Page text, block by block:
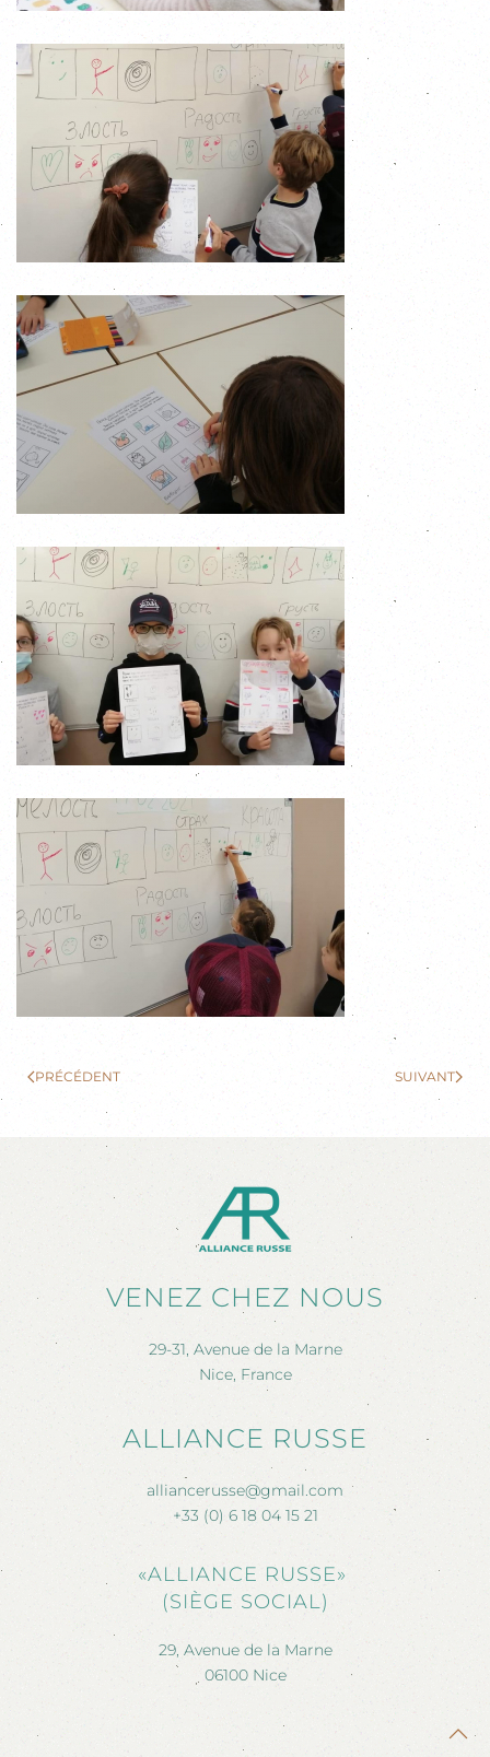
PRÉCÉDENT SUIVANT
VENEZ CHEZ NOUS
29-31, Avenue de la Marne
Nice, France
ALLIANCE RUSSE
alliancerusse@gmail.com
+33 (0) 6 18 04 15 21
«ALLIANCE RUSSE»
(SIÈGE SOCIAL)
29, Avenue de la Marne
06100 Nice